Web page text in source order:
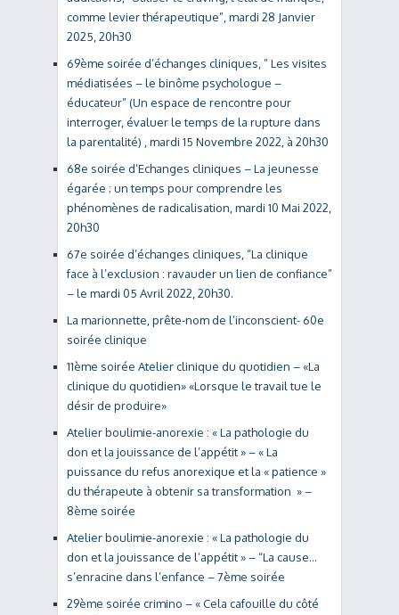
comme levier thérapeutique”, mardi 28 Janvier
2025, 20h30
69ème soirée d’échanges cliniques, ” Les visites
médiatisées – le binôme psychologue –
éducateur” (Un espace de rencontre pour
interroger, évaluer le temps de la rupture dans
la parentalité) , mardi 15 Novembre 2022, à 20h30
68e soirée d’Echanges cliniques – La jeunesse
égarée ; un temps pour comprendre les
phénomènes de radicalisation, mardi 10 Mai 2022,
20h30
67e soirée d’échanges cliniques, “La clinique
face à l’exclusion : ravauder un lien de confiance”
– le mardi 05 Avril 2022, 20h30.
La marionnette, prête-nom de l’inconscient- 60e
soirée clinique
11ème soirée Atelier clinique du quotidien – «La
clinique du quotidien» «Lorsque le travail tue le
désir de produire»
Atelier boulimie-anorexie : « La pathologie du
don et la jouissance de l’appétit » – « La
puissance du refus anorexique et la « patience »
du thérapeute à obtenir sa transformation » –
8ème soirée
Atelier boulimie-anorexie : « La pathologie du
don et la jouissance de l’appétit » – “La cause…
s’enracine dans l’enfance – 7ème soirée
29ème soirée crimino – « Cela cafouille du côté